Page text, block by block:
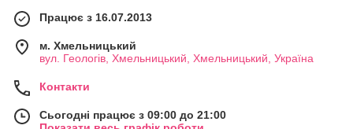
Працює з 16.07.2013
м. Хмельницький
вул. Геологів, Хмельницький, Хмельницький, Україна
Контакти
Сьогодні працює з 09:00 до 21:00